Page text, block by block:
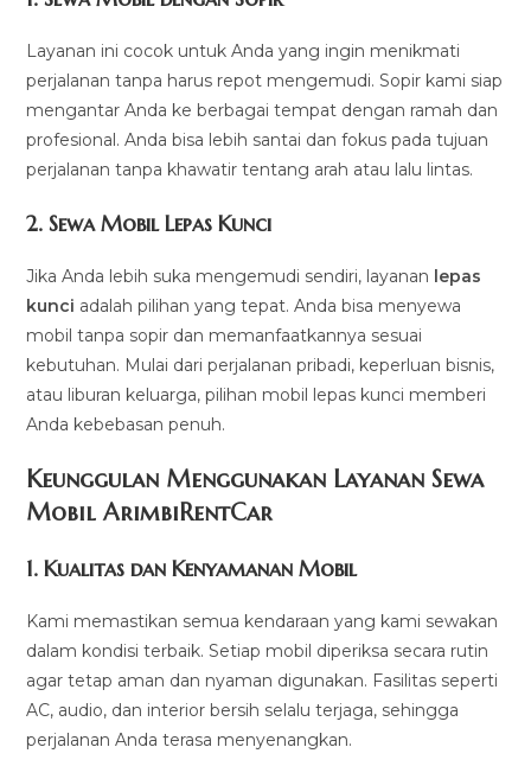
Layanan ini cocok untuk Anda yang ingin menikmati
perjalanan tanpa harus repot mengemudi. Sopir kami siap
mengantar Anda ke berbagai tempat dengan ramah dan
profesional. Anda bisa lebih santai dan fokus pada tujuan
perjalanan tanpa khawatir tentang arah atau lalu lintas.
2.Sewa Mobil Lepas Kunci
Jika Anda lebih suka mengemudi sendiri, layanan lepas
kunci adalah pilihan yang tepat. Anda bisa menyewa
mobil tanpa sopir dan memanfaatkannya sesuai
kebutuhan. Mulai dari perjalanan pribadi, keperluan bisnis,
atau liburan keluarga, pilihan mobil lepas kunci memberi
Anda kebebasan penuh.
Keunggulan Menggunakan Layanan Sewa
Mobil ArimbiRentCar
1.Kualitas dan Kenyamanan Mobil
Kami memastikan semua kendaraan yang kami sewakan
dalam kondisi terbaik. Setiap mobil diperiksa secara rutin
agar tetap aman dan nyaman digunakan. Fasilitas seperti
AC, audio, dan interior bersih selalu terjaga, sehingga
perjalanan Anda terasa menyenangkan.